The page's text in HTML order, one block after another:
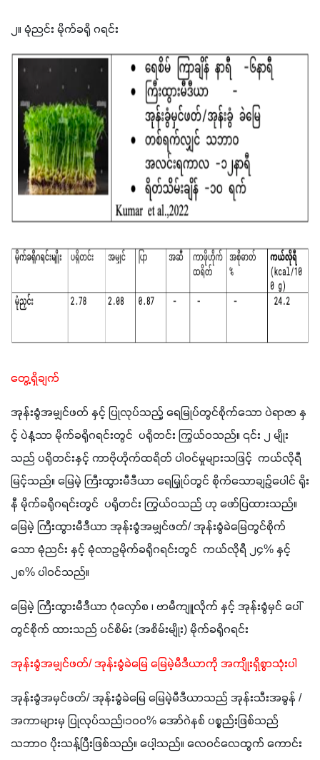
၂။ မုံညင်း မိုက်ခရို ဂရင်း
တွေ့ရှိချက်
အုန်းခွံအမျှင်ဖတ် နှင့် ပြုလုပ်သည့် ရေမြုပ်တွင်စိုက်သော ပဲရာဇာ နှ
င့် ပဲနံ့သာ မိုက်ခရိုဂရင်းတွင်  ပရိုတင်း ကြွယ်ဝသည်။ ၎င်း ၂ မျိုး
သည် ပရိုတင်းနှင့် ကာဗိုဟိုက်ထရိတ် ပါဝင်မှုများသဖြင့်  ကယ်လိုရီ
မြင့်သည်။ မြေမဲ့ ကြီးထွားမီဒီယာ ရေမြှုပ်တွင် စိုက်သောချဥ်ပေါင် ရိုး
နီ မိုက်ခရိုဂရင်းတွင်  ပရိုတင်း ကြွယ်ဝသည် ဟု ဖော်ပြထားသည်။
မြေမဲ့ ကြီးထွားမီဒီယာ အုန်းခွံအမျှင်ဖတ်/ အုန်းခွံခဲမြေတွင်စိုက်
သော မုံညင်း နှင့် မုံလာဥမိုက်ခရိုဂရင်းတွင်  ကယ်လိုရီ ၂၄% နှင့်
၂၈% ပါဝင်သည်။
မြေမဲ့ ကြီးထွားမီဒီယာ ဂုံလှော်စ ၊ ဗာမီကျူလိုက် နှင့် အုန်းခွံမှင် ပေါ်
တွင်စိုက် ထားသည် ပင်စိမ်း (အစိမ်းမျိုး) မိုက်ခရိုဂရင်း
အုန်းခွံအမျှင်ဖတ်/ အုန်းခွံခဲမြေ မြေမဲ့မီဒီယာကို အကျိုးရှိစွာသုံးပါ
အုန်းခွံအမှင်ဖတ်/ အုန်းခွံခဲမြေ မြေမဲ့မီဒီယာသည် အုန်းသီးအခွန် /
အကာများမှ ပြုလုပ်သည်၊၁ဝဝ% အော်ဂဲနစ် ပစ္စည်းဖြစ်သည်
သဘာဝ ပိုးသန့်ပြီးဖြစ်သည်။ ပေါ့သည်။ လေဝင်လေထွက် ကောင်း